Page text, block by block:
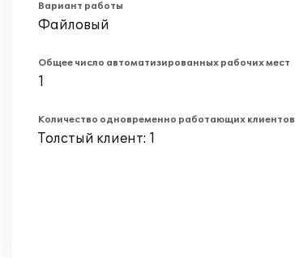
Вариант работы
Файловый
Общее число автоматизированных рабочих мест
1
Количество одновременно работающих клиентов
Толстый клиент: 1